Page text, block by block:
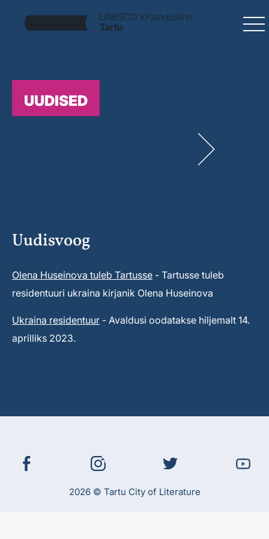
UUDISED
Uudisvoog
Olena Huseinova tuleb Tartusse - Tartusse tuleb
residentuuri ukraina kirjanik Olena Huseinova
Ukraina residentuur - Avaldusi oodatakse hiljemalt 14.
aprilliks 2023.
2026 © Tartu City of Literature